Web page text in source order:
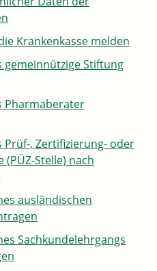
Krankenkasse melden
gemeinnützige Stiftung
Pharmaberater
Prüf-, Zertifizierung- oder
Stelle) nach
ausländischen
Sachkundelehrgangs